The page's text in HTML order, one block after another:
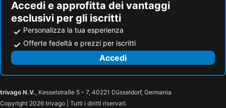
Accedi e approfitta dei vantaggi
esclusivi per gli iscritti
Personalizza la tua esperienza
Offerte fedeltà e prezzi per iscritti
Accedi
trivago N.V., Kesselstraße 5 – 7, 40221 Düsseldorf, Germania
Copyright 2026 trivago | Tutti i diritti riservati.